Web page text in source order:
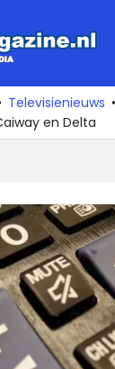
Televisienieuws
en Delta